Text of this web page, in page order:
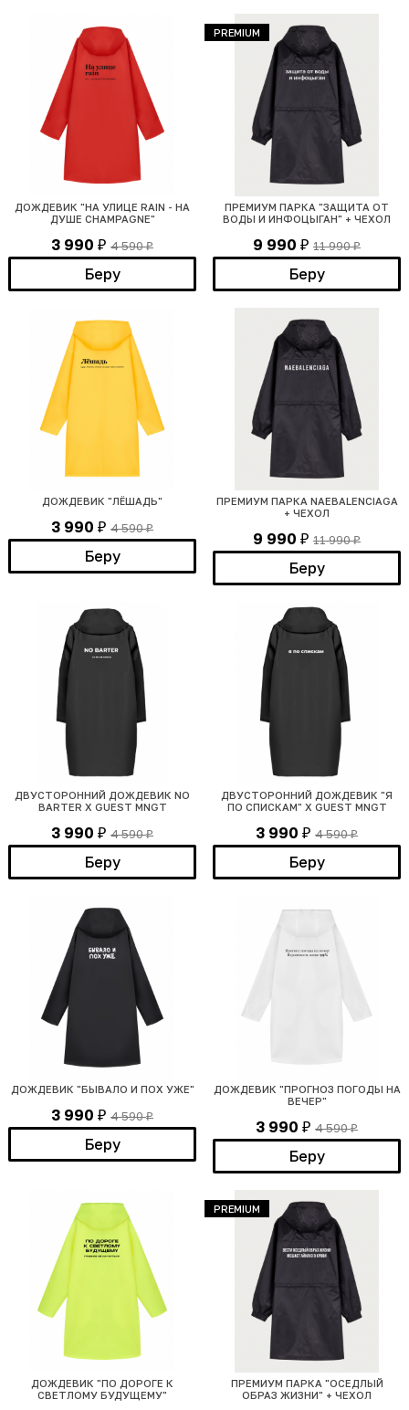
ДОЖДЕВИК "НА УЛИЦЕ RAIN - НА
ДУШЕ CHAMPAGNE"
3 990 ₽ 4 590₽
Беру
ПРЕМИУМ ПАРКА "ЗАЩИТА ОТ
ВОДЫ И ИНФОЦЫГАН" + ЧЕХОЛ
9 990 ₽ 11 990₽
Беру
PREMIUM
ДОЖДЕВИК "ЛЁШАДЬ"
3 990 ₽ 4 590₽
Беру
ПРЕМИУМ ПАРКА NAEBALENCIAGA
+ ЧЕХОЛ
9 990 ₽ 11 990₽
Беру
ДВУСТОРОННИЙ ДОЖДЕВИК NO
BARTER Х GUEST MNGT
3 990 ₽ 4 590₽
Беру
ДВУСТОРОННИЙ ДОЖДЕВИК "Я
ПО СПИСКАМ" Х GUEST MNGT
3 990 ₽ 4 590₽
Беру
ДОЖДЕВИК "БЫВАЛО И ПОХ УЖЕ"
3 990 ₽ 4 590₽
Беру
ДОЖДЕВИК "ПРОГНОЗ ПОГОДЫ НА
ВЕЧЕР"
3 990 ₽ 4 590₽
Беру
ДОЖДЕВИК "ПО ДОРОГЕ К
СВЕТЛОМУ БУДУЩЕМУ"
ПРЕМИУМ ПАРКА "ОСЕДЛЫЙ
ОБРАЗ ЖИЗНИ" + ЧЕХОЛ
PREMIUM